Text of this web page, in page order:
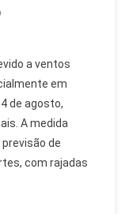
a ventos
em
de agosto,
A medida
de
com rajadas